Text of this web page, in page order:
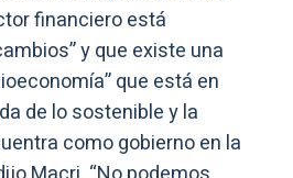
financiero está
y que existe una
que está en
de lo sostenible y la
como gobierno en la